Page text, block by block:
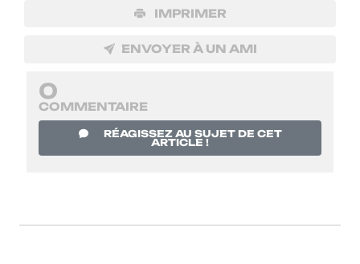
IMPRIMER
ENVOYER À UN AMI
0
COMMENTAIRE
RÉAGISSEZ AU SUJET DE CET
ARTICLE !